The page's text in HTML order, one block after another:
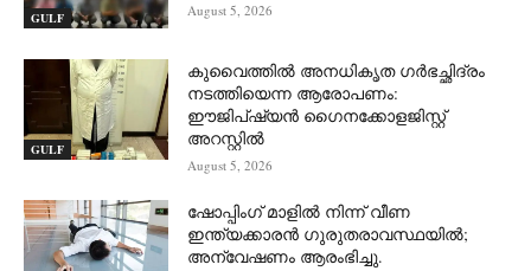
GULF August 5, 2026
GULF
കുവൈത്തിൽ അനധികൃത ഗർഭച്ഛിദ്രം
നടത്തിയെന്ന ആരോപണം:
ഈജിപ്ഷ്യൻ ഗൈനക്കോളജിസ്റ്റ്
അറസ്റ്റിൽ
August 5, 2026
ഷോപ്പിംഗ് മാളിൽ നിന്ന് വീണ
ഇന്ത്യക്കാരൻ ഗുരുതരാവസ്ഥയിൽ;
അന്വേഷണം ആരംഭിച്ചു.